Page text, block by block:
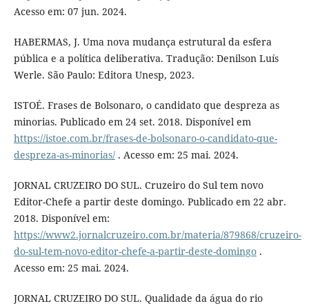
Acesso em: 07 jun. 2024.
HABERMAS, J. Uma nova mudança estrutural da esfera
pública e a política deliberativa. Tradução: Denilson Luís
Werle. São Paulo: Editora Unesp, 2023.
ISTOÉ. Frases de Bolsonaro, o candidato que despreza as
minorias. Publicado em 24 set. 2018. Disponível em
https://istoe.com.br/frases-de-bolsonaro-o-candidato-que-
despreza-as-minorias/. Acesso em: 25 mai. 2024.
JORNAL CRUZEIRO DO SUL. Cruzeiro do Sul tem novo
Editor-Chefe a partir deste domingo. Publicado em 22 abr.
2018. Disponível em:
https://www2.jornalcruzeiro.com.br/materia/879868/cruzeiro-
do-sul-tem-novo-editor-chefe-a-partir-deste-domingo.
Acesso em: 25 mai. 2024.
JORNAL CRUZEIRO DO SUL. Qualidade da água do rio